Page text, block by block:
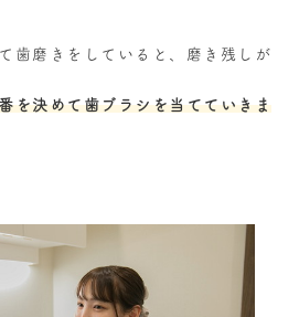
歯磨きをしていると、磨き残しが
を決めて歯ブラシを当てていきま